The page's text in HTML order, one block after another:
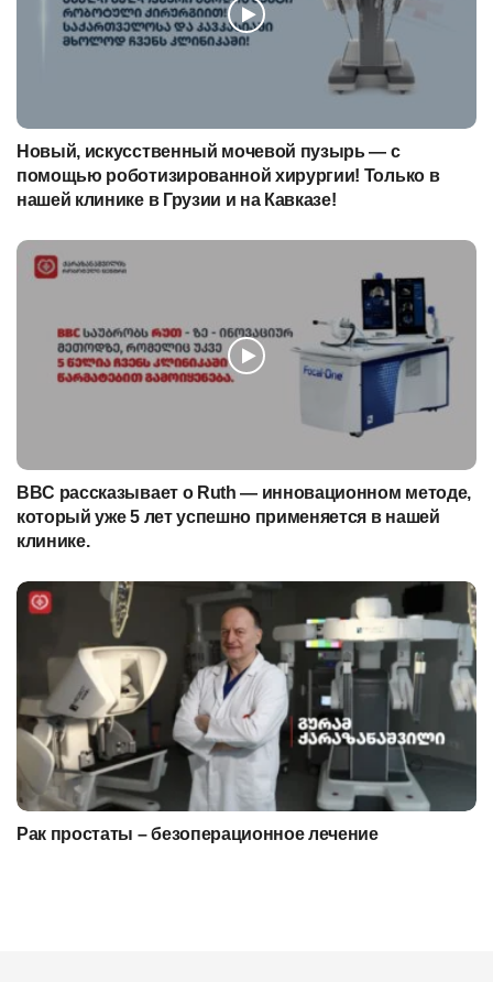
Новый, искусственный мочевой пузырь — с
помощью роботизированной хирургии! Только в
нашей клинике в Грузии и на Кавказе!
BBC рассказывает о Ruth — инновационном методе,
который уже 5 лет успешно применяется в нашей
клинике.
Рак простаты – безоперационное лечение